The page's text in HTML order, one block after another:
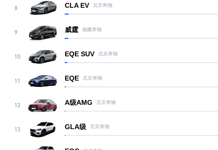
8 CLA EV 北京奔驰
9 威霆 福建奔驰
10 EQE SUV 北京奔驰
11 EQE 北京奔驰
12 A级AMG 北京奔驰
13 GLA级 北京奔驰